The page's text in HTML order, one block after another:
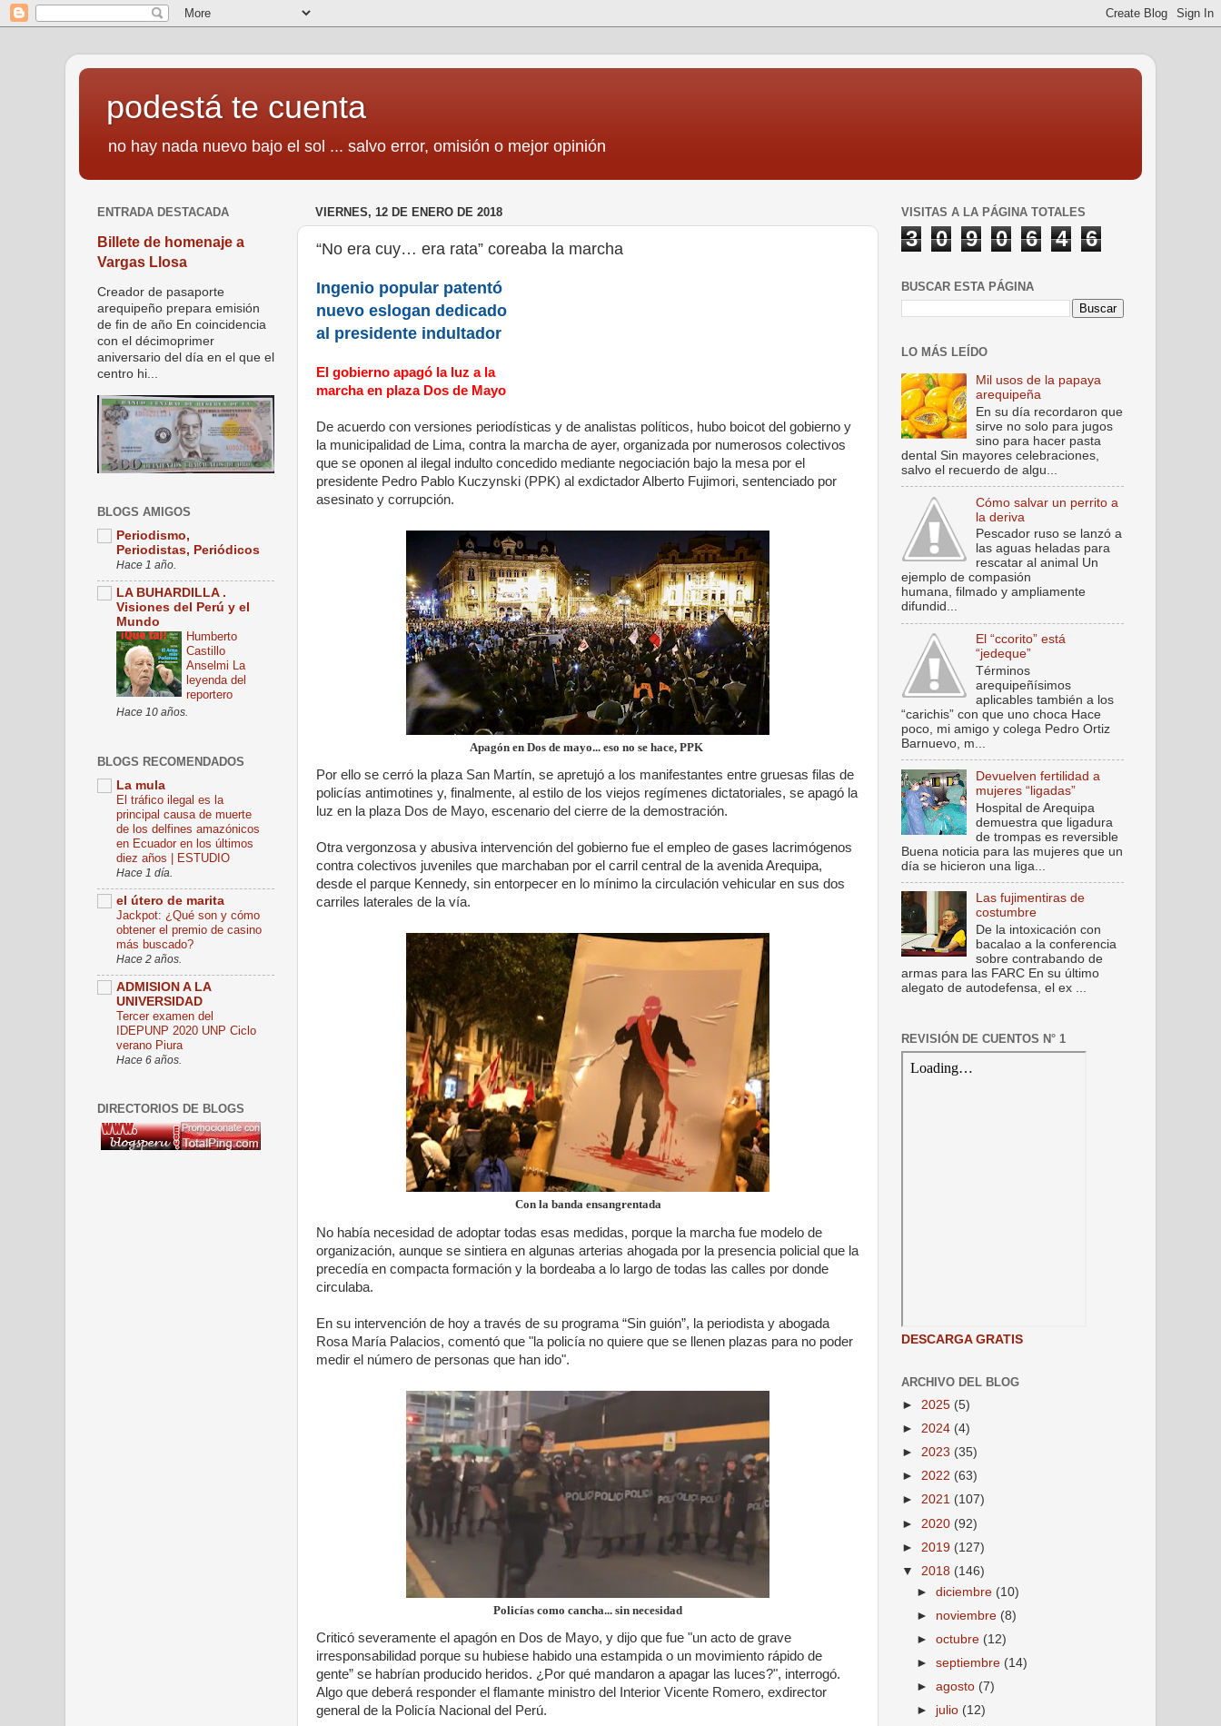
podestá te cuenta
no hay nada nuevo bajo el sol ... salvo error, omisión o mejor opinión
VIERNES, 12 DE ENERO DE 2018
“No era cuy… era rata” coreaba la marcha
Ingenio popular patentó
nuevo eslogan dedicado
al presidente indultador
El gobierno apagó la luz a la
marcha en plaza Dos de Mayo
De acuerdo con versiones periodísticas y de analistas políticos, hubo boicot del gobierno y
la municipalidad de Lima, contra la marcha de ayer, organizada por numerosos colectivos
que se oponen al ilegal indulto concedido mediante negociación bajo la mesa por el
presidente Pedro Pablo Kuczynski (PPK) al exdictador Alberto Fujimori, sentenciado por
asesinato y corrupción.
Apagón en Dos de mayo... eso no se hace, PPK
Por ello se cerró la plaza San Martín, se apretujó a los manifestantes entre gruesas filas de
policías antimotines y, finalmente, al estilo de los viejos regímenes dictatoriales, se apagó la
luz en la plaza Dos de Mayo, escenario del cierre de la demostración.
Otra vergonzosa y abusiva intervención del gobierno fue el empleo de gases lacrimógenos
contra colectivos juveniles que marchaban por el carril central de la avenida Arequipa,
desde el parque Kennedy, sin entorpecer en lo mínimo la circulación vehicular en sus dos
carriles laterales de la vía.
Con la banda ensangrentada
No había necesidad de adoptar todas esas medidas, porque la marcha fue modelo de
organización, aunque se sintiera en algunas arterias ahogada por la presencia policial que la
precedía en compacta formación y la bordeaba a lo largo de todas las calles por donde
circulaba.
En su intervención de hoy a través de su programa “Sin guión”, la periodista y abogada
Rosa María Palacios, comentó que "la policía no quiere que se llenen plazas para no poder
medir el número de personas que han ido".
Policías como cancha... sin necesidad
Criticó severamente el apagón en Dos de Mayo, y dijo que fue "un acto de grave
irresponsabilidad porque su hubiese habido una estampida o un movimiento rápido de
gente” se habrían producido heridos. ¿Por qué mandaron a apagar las luces?", interrogó.
Algo que deberá responder el flamante ministro del Interior Vicente Romero, exdirector
general de la Policía Nacional del Perú.
ENTRADA DESTACADA
Billete de homenaje a
Vargas Llosa
Creador de pasaporte
arequipeño prepara emisión
de fin de año En coincidencia
con el décimoprimer
aniversario del día en el que el
centro hi...
BLOGS AMIGOS
Periodismo,
Periodistas, Periódicos
Hace 1 año.
LA BUHARDILLA .
Visiones del Perú y el
Mundo
Humberto
Castillo
Anselmi La
leyenda del
reportero
Hace 10 años.
BLOGS RECOMENDADOS
La mula
El tráfico ilegal es la
principal causa de muerte
de los delfines amazónicos
en Ecuador en los últimos
diez años | ESTUDIO
Hace 1 día.
el útero de marita
Jackpot: ¿Qué son y cómo
obtener el premio de casino
más buscado?
Hace 2 años.
ADMISION A LA
UNIVERSIDAD
Tercer examen del
IDEPUNP 2020 UNP Ciclo
verano Piura
Hace 6 años.
DIRECTORIOS DE BLOGS
VISITAS A LA PÁGINA TOTALES
3 0 9 0 6 4 6
BUSCAR ESTA PÁGINA
LO MÁS LEÍDO
Mil usos de la papaya
arequipeña
En su día recordaron que
sirve no solo para jugos
sino para hacer pasta
dental Sin mayores celebraciones,
salvo el recuerdo de algu...
Cómo salvar un perrito a
la deriva
Pescador ruso se lanzó a
las aguas heladas para
rescatar al animal Un
ejemplo de compasión
humana, filmado y ampliamente
difundid...
El “ccorito” está
“jedeque”
Términos
arequipeñísimos
aplicables también a los
“carichis” con que uno choca Hace
poco, mi amigo y colega Pedro Ortiz
Barnuevo, m...
Devuelven fertilidad a
mujeres “ligadas”
Hospital de Arequipa
demuestra que ligadura
de trompas es reversible
Buena noticia para las mujeres que un
día se hicieron una liga...
Las fujimentiras de
costumbre
De la intoxicación con
bacalao a la conferencia
sobre contrabando de
armas para las FARC En su último
alegato de autodefensa, el ex ...
REVISIÓN DE CUENTOS N° 1
DESCARGA GRATIS
ARCHIVO DEL BLOG
► 2025 (5)
► 2024 (4)
► 2023 (35)
► 2022 (63)
► 2021 (107)
► 2020 (92)
► 2019 (127)
▼ 2018 (146)
►diciembre (10)
► noviembre (8)
►octubre (12)
►septiembre (14)
►agosto (7)
► julio (12)